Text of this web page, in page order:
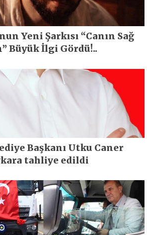
Yeni Şarkısı “Canın Sağ
Büyük İlgi Gördü!..
Başkanı Utku Caner
tahliye edildi